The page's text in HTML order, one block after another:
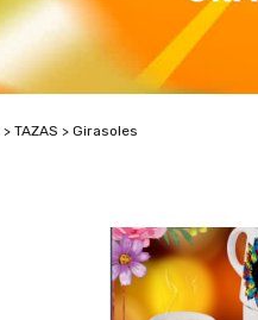
> TAZAS > Girasoles